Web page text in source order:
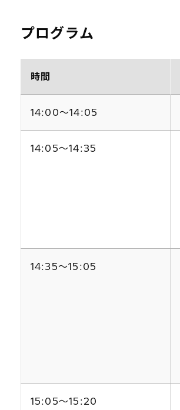
プログラム
時間
14:00～14:05
14:05～14:35
14:35～15:05
15:05～15:20